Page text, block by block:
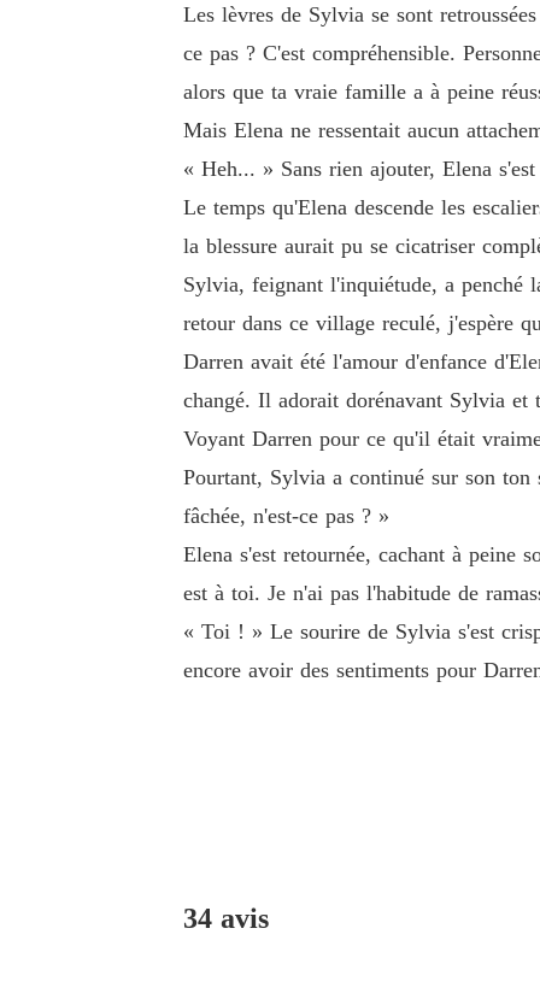
Les lèvres de Sylvia se sont
ce pas ? C'est compréhensible.
alors que ta vraie famille a à peine
Mais Elena ne ressentait aucun
« Heh... » Sans rien ajouter, Elena
Le temps qu'Elena descende les
la blessure aurait pu se cicatriser
Sylvia, feignant l'inquiétude, a penché
retour dans ce village reculé, j'espère
Darren avait été l'amour d'enfance
changé. Il adorait dorénavant Sylvia
Voyant Darren pour ce qu'il était
Pourtant, Sylvia a continué sur son
fâchée, n'est-ce pas ? »
Elena s'est retournée, cachant à peine
est à toi. Je n'ai pas l'habitude de
« Toi ! » Le sourire de Sylvia s'est
encore avoir des sentiments pour
34 avis